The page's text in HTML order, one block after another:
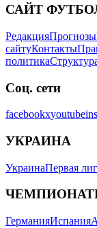
САЙТ
РедакцияПрогнозы
сайтуКонтакты
политика
Соц. сети
facebookxyoutube
УКРАИНА
УкраинаПервая
ГерманияИспания